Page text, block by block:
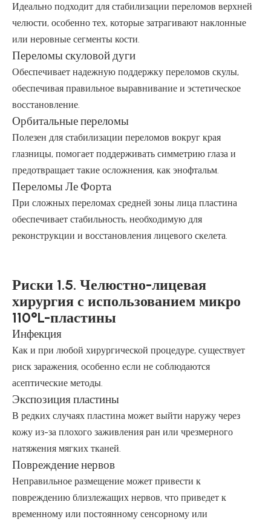
Идеально подходит для стабилизации переломов верхней
челюсти, особенно тех, которые затрагивают наклонные
или неровные сегменты кости.
Переломы скуловой дуги
Обеспечивает надежную поддержку переломов скулы,
обеспечивая правильное выравнивание и эстетическое
восстановление.
Орбитальные переломы
Полезен для стабилизации переломов вокруг края
глазницы, помогает поддерживать симметрию глаза и
предотвращает такие осложнения, как энофтальм.
Переломы Ле Форта
При сложных переломах средней зоны лица пластина
обеспечивает стабильность, необходимую для
реконструкции и восстановления лицевого скелета.
Риски 1.5. Челюстно-лицевая
хирургия с использованием микро
110°L-пластины
Инфекция
Как и при любой хирургической процедуре, существует
риск заражения, особенно если не соблюдаются
асептические методы.
Экспозиция пластины
В редких случаях пластина может выйти наружу через
кожу из-за плохого заживления ран или чрезмерного
натяжения мягких тканей.
Повреждение нервов
Неправильное размещение может привести к
повреждению близлежащих нервов, что приведет к
временному или постоянному сенсорному или